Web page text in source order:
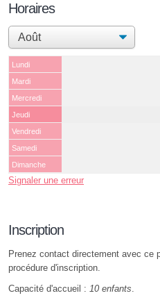
Horaires
Lundi
Mardi
Mercredi
Jeudi
Vendredi
Samedi
Dimanche
Signaler une erreur
Inscription
Prenez contact directement avec ce
procédure d'inscription.
Capacité d'accueil : 10 enfants.